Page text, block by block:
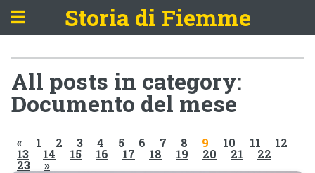
Storia di Fiemme
All posts in category:
Documento del mese
« 1 2 3 4 5 6 7 8 9 10 11 12
13 14 15 16 17 18 19 20 21 22
23 »